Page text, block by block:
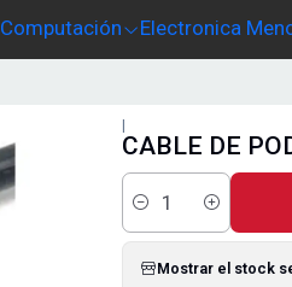
Computación Electronica
CABLE DE
Cantidad
Mostrar el stock